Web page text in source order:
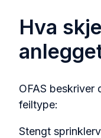
Hva
OFAS beskriver
feiltype:
Stengt